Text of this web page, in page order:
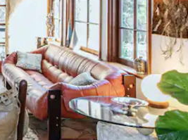
genom att trycka eller svepa.